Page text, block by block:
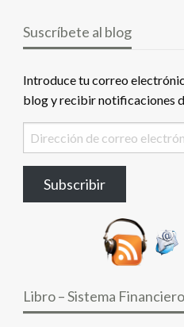
Suscríbete al blog
Introduce tu correo
blog y recibir notificaciones
Dirección
de
electrónico
Subscribir
Libro – Sistema